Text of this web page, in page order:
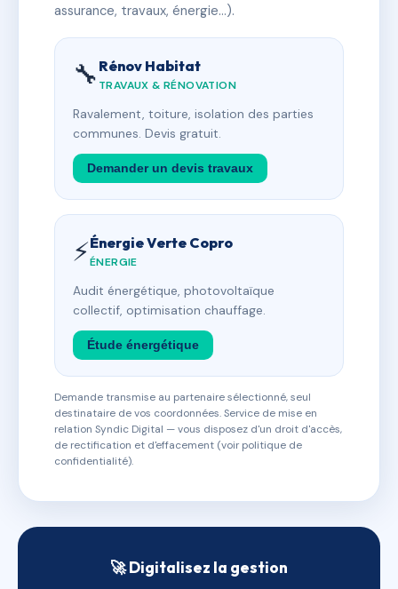
assurance, travaux, énergie…).
🔧 Rénov Habitat
TRAVAUX & RÉNOVATION
Ravalement, toiture, isolation des parties
communes. Devis gratuit.
Demander un devis travaux
⚡Énergie Verte Copro
ÉNERGIE
Audit énergétique, photovoltaïque
collectif, optimisation chauffage.
Étude énergétique
Demande transmise au partenaire sélectionné, seul
destinataire de vos coordonnées. Service de mise en
relation Syndic Digital — vous disposez d'un droit d'accès,
de rectification et d'effacement (voir politique de
confidentialité).
🚀 Digitalisez la gestion